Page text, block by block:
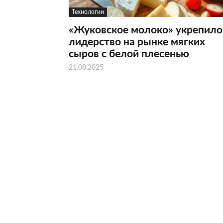
Технологии
«Жуковское молоко» укрепило
лидерство на рынке мягких
сыров с белой плесенью
21.08.2025